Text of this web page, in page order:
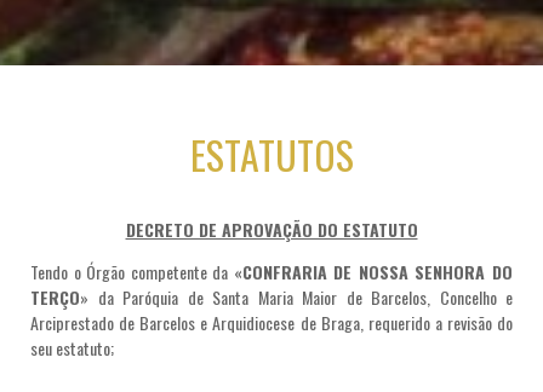
ESTATUTOS
DECRETO DE APROVAÇÃO DO ESTATUTO
Tendo o Órgão competente da «CONFRARIA DE NOSSA SENHORA DO
TERÇO» da Paróquia de Santa Maria Maior de Barcelos, Concelho e
Arciprestado de Barcelos e Arquidiocese de Braga, requerido a revisão do
seu estatuto;